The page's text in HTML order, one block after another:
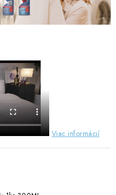
Viac informácií